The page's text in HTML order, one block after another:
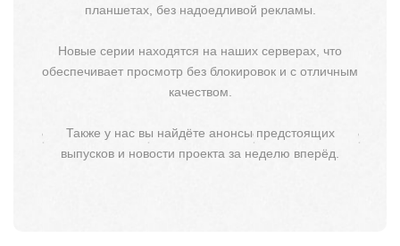
планшетах, без надоедливой рекламы.
Новые серии находятся на наших серверах, что
обеспечивает просмотр без блокировок и с отличным
качеством.
Также у нас вы найдёте анонсы предстоящих
выпусков и новости проекта за неделю вперёд.